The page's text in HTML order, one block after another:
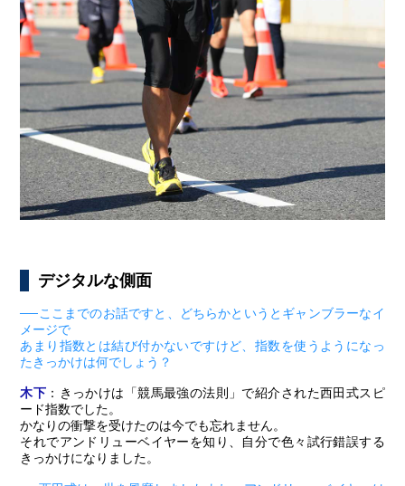
デジタルな側面
──ここまでのお話ですと、どちらかというとギャンブラーなイ
メージで
あまり指数とは結び付かないですけど、指数を使うようになっ
たきっかけは何でしょう？
木下 ：きっかけは「競馬最強の法則」で紹介された西田式スピ
ード指数でした。
かなりの衝撃を受けたのは今でも忘れません。
それでアンドリューベイヤーを知り、自分で色々試行錯誤する
きっかけになりました。